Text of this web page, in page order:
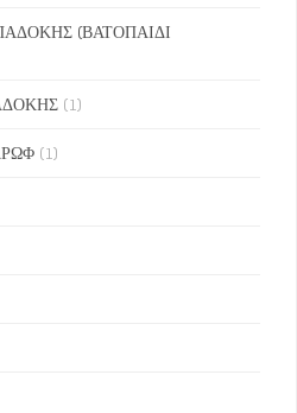
(ΒΑΤΟΠΑΙΔΙ
(1)
(1)